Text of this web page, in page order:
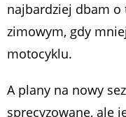
najbardziej dbam o
zimowym, gdy
motocyklu.
A plany na nowy
sprecyzowane, ale